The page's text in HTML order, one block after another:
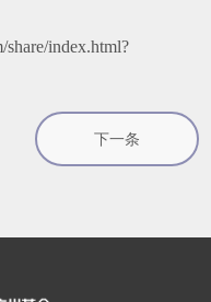
index.html?
下一条